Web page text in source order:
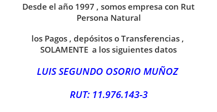
Desde el año 1997 , somos empresa con Rut
Persona Natural
los Pagos , depósitos o Transferencias ,
SOLAMENTE a los siguientes datos
LUIS SEGUNDO OSORIO MUÑOZ
RUT: 11.976.143-3